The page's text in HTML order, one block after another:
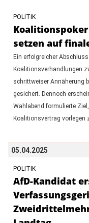
POLITIK
Koalitionspoker
setzen auf
Ein erfolgreicher
Koalitionsverhandlungen
schrittweiser Annäherung
gesichert. Dennoch
Wahlabend formulierte
Koalitionsvertrag vorlegen
05.04.2025
POLITIK
AfD-Kandidat